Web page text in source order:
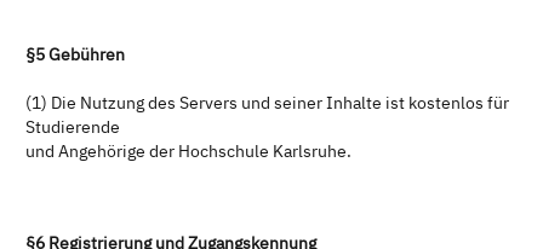
§5 Gebühren
(1) Die Nutzung des Servers und seiner Inhalte ist kostenlos für
Studierende
und Angehörige der Hochschule Karlsruhe.
§6 Registrierung und Zugangskennung